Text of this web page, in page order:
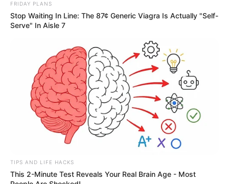
FRIDAY PLANS
Stop Waiting In Line: The 87¢ Generic Viagra Is Actually "Self-
Serve" In Aisle 7
TIPS AND LIFE HACKS
This 2-Minute Test Reveals Your Real Brain Age - Most